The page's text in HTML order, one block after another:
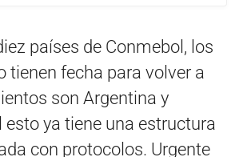
países de Conmebol, los
tienen fecha para volver a
son Argentina y
esto ya tiene una estructura
con protocolos. Urgente